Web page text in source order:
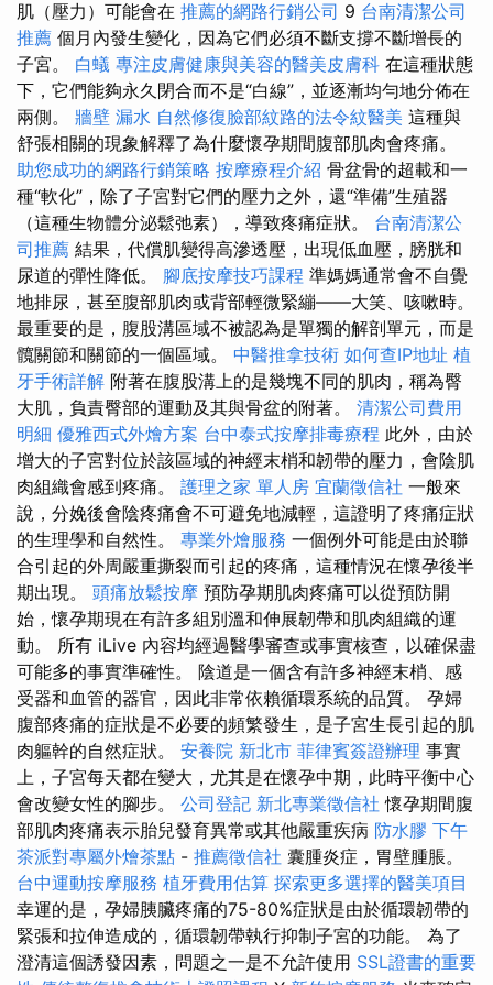
肌（壓力）可​​能會在 推薦的網路行銷公司 9 台南清潔公司
推薦 個月內發生變化，因為它們必須不斷支撐不斷增長的
子宮。 白蟻 專注皮膚健康與美容的醫美皮膚科 在這種狀態
下，它們能夠永久閉合而不是“白線”，並逐漸均勻地分佈在
兩側。 牆壁 漏水 自然修復臉部紋路的法令紋醫美 這種與
舒張相關的現象解釋了為什麼懷孕期間腹部肌肉會疼痛。
助您成功的網路行銷策略 按摩療程介紹 骨盆骨的超載和一
種“軟化”，除了子宮對它們的壓力之外，還“準備”生殖器
（這種生物體分泌鬆弛素），導致疼痛症狀。 台南清潔公
司推薦 結果，代償肌變得高滲透壓，出現低血壓，膀胱和
尿道的彈性降低。 腳底按摩技巧課程 準媽媽通常會不自覺
地排尿，甚至腹部肌肉或背部輕微緊繃——大笑、咳嗽時。
最重要的是，腹股溝區域不被認為是單獨的解剖單元，而是
髖關節和關節的一個區域。 中醫推拿技術 如何查IP地址 植
牙手術詳解 附著在腹股溝上的是幾塊不同的肌肉，稱為臀
大肌，負責臀部的運動及其與骨盆的附著。 清潔公司費用
明細 優雅西式外燴方案 台中泰式按摩排毒療程 此外，由於
增大的子宮對位於該區域的神經末梢和韌帶的壓力，會陰肌
肉組織會感到疼痛。 護理之家 單人房 宜蘭徵信社 一般來
說，分娩後會陰疼痛會不可避免地減輕，這證明了疼痛症狀
的生理學和自然性。 專業外燴服務 一個例外可能是由於聯
合引起的外周嚴重撕裂而引起的疼痛，這種情況在懷孕後半
期出現。 頭痛放鬆按摩 預防孕期肌肉疼痛可以從預防開
始，懷孕期現在有許多組別溫和伸展韌帶和肌肉組織的運
動。 所有 iLive 內容均經過醫學審查或事實核查，以確保盡
可能多的事實準確性。 陰道是一個含有許多神經末梢、感
受器和血管的器官，因此非常依賴循環系統的品質。 孕婦
腹部疼痛的症狀是不必要的頻繁發生，是子宮生長引起的肌
肉軀幹的自然症狀。 安養院 新北市 菲律賓簽證辦理 事實
上，子宮每天都在變大，尤其是在懷孕中期，此時平衡中心
會改變女性的腳步。 公司登記 新北專業徵信社 懷孕期間腹
部肌肉疼痛表示胎兒發育異常或其他嚴重疾病 防水膠 下午
茶派對專屬外燴茶點 - 推薦徵信社 囊腫炎症，胃壁腫脹。
台中運動按摩服務 植牙費用估算 探索更多選擇的醫美項目
幸運的是，孕婦胰臟疼痛的75-80%症狀是由於循環韌帶的
緊張和拉伸造成的，循環韌帶執行抑制子宮的功能。 為了
澄清這個誘發因素，問題之一是不允許使用 SSL證書的重要